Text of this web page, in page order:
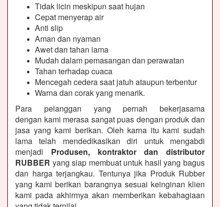
Tidak licin meskipun saat hujan
Cepat menyerap air
Anti slip
Aman dan nyaman
Awet dan tahan lama
Mudah dalam pemasangan dan perawatan
Tahan terhadap cuaca
Mencegah cedera saat jatuh ataupun terbentur
Warna dan corak yang menarik.
Para pelanggan yang pernah bekerjasama
dengan kami merasa sangat puas dengan produk dan
jasa yang kami berikan. Oleh karna itu kami sudah
lama telah mendedikasikan diri untuk mengabdi
menjadi Produsen, kontraktor dan distributor
RUBBER yang siap membuat untuk hasil yang bagus
dan harga terjangkau. Tentunya jika Produk Rubber
yang kami berikan barangnya sesuai keinginan klien
kami pada akhirmya akan memberikan kebahagiaan